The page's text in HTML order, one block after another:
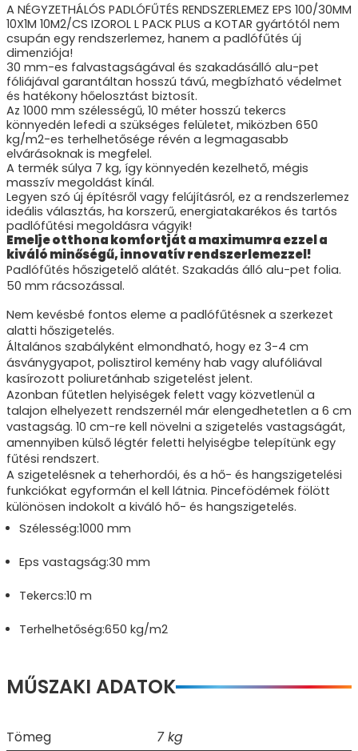
A NÉGYZETHÁLÓS PADLÓFŰTÉS RENDSZERLEMEZ EPS 100/30MM
10X1M 10M2/CS IZOROL L PACK PLUS a KOTAR gyártótól nem
csupán egy rendszerlemez, hanem a padlófűtés új
dimenziója!
30 mm-es falvastagságával és szakadásálló alu-pet
fóliájával garantáltan hosszú távú, megbízható védelmet
és hatékony hőelosztást biztosít.
Az 1000 mm szélességű, 10 méter hosszú tekercs
könnyedén lefedi a szükséges felületet, miközben 650
kg/m2-es terhelhetősége révén a legmagasabb
elvárásoknak is megfelel.
A termék súlya 7 kg, így könnyedén kezelhető, mégis
masszív megoldást kínál.
Legyen szó új építésről vagy felújításról, ez a rendszerlemez
ideális választás, ha korszerű, energiatakarékos és tartós
padlófűtési megoldásra vágyik!
Emelje otthona komfortját a maximumra ezzel a
kiváló minőségű, innovatív rendszerlemezzel!
Padlófűtés hőszigetelő alátét. Szakadás álló alu-pet folia.
50 mm rácsozással.
Nem kevésbé fontos eleme a padlófűtésnek a szerkezet
alatti hőszigetelés.
Általános szabályként elmondható, hogy ez 3-4 cm
ásványgyapot, polisztirol kemény hab vagy alufóliával
kasírozott poliuretánhab szigetelést jelent.
Azonban fűtetlen helyiségek felett vagy közvetlenül a
talajon elhelyezett rendszernél már elengedhetetlen a 6 cm
vastagság. 10 cm-re kell növelni a szigetelés vastagságát,
amennyiben külső légtér feletti helyiségbe telepítünk egy
fűtési rendszert.
A szigetelésnek a teherhordói, és a hő- és hangszigetelési
funkciókat egyformán el kell látnia. Pincefödémek fölött
különösen indokolt a kiváló hő- és hangszigetelés.
Szélesség:1000 mm
Eps vastagság:30 mm
Tekercs:10 m
Terhelhetőség:650 kg/m2
MŰSZAKI ADATOK
Tömeg 7 kg